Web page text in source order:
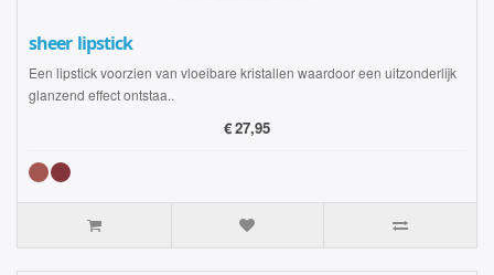
sheer lipstick
Een lipstick voorzien van vloeibare kristallen waardoor een uitzonderlijk
glanzend effect ontstaa..
€ 27,95